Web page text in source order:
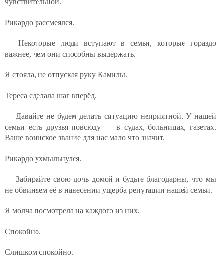
чувствительной.
Рикардо рассмеялся.
— Некоторые люди вступают в семьи, которые гораздо
важнее, чем они способны выдержать.
Я стояла, не отпуская руку Камилы.
Тереса сделала шаг вперёд.
— Давайте не будем делать ситуацию неприятной. У нашей
семьи есть друзья повсюду — в судах, больницах, газетах.
Ваше воинское звание для нас мало что значит.
Рикардо ухмыльнулся.
— Забирайте свою дочь домой и будьте благодарны, что мы
не обвиняем её в нанесении ущерба репутации нашей семьи.
Я молча посмотрела на каждого из них.
Спокойно.
Слишком спокойно.